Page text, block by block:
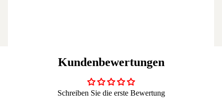
Kundenbewertungen
Schreiben Sie die erste Bewertung